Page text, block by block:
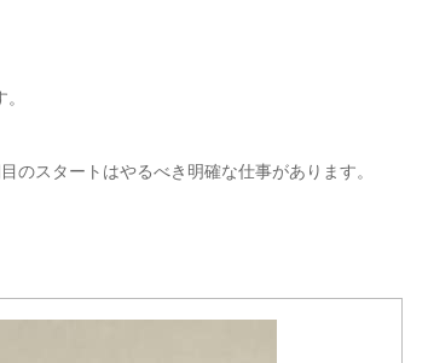
スタートはやるべき明確な仕事があります。